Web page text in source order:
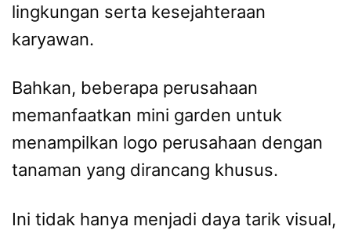
lingkungan serta kesejahteraan
karyawan.
Bahkan, beberapa perusahaan
memanfaatkan mini garden untuk
menampilkan logo perusahaan dengan
tanaman yang dirancang khusus.
Ini tidak hanya menjadi daya tarik visual,